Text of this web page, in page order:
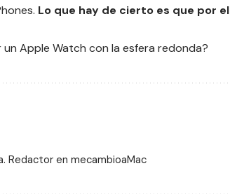
Lo que hay de cierto es que por el
un Apple Watch con la esfera redonda?
Redactor en mecambioaMac